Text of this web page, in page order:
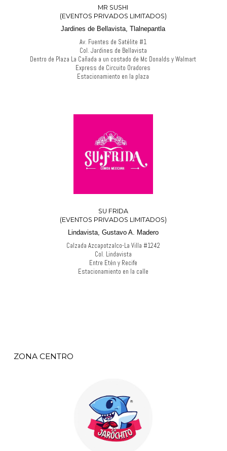
MR SUSHI
(EVENTOS PRIVADOS LIMITADOS)
Jardines de Bellavista, Tlalnepantla
Av. Fuentes de Satélite #1
Col. Jardines de Bellavista
Dentro de Plaza La Cañada a un costado de Mc Donalds y Walmart
Express de Circuito Oradores
Estacionamiento en la plaza
SU FRIDA
(EVENTOS PRIVADOS LIMITADOS)
Lindavista, Gustavo A. Madero
Calzada Azcapotzalco-La Villa #1242
Col. Lindavista
Entre Etén y Recife
Estacionamiento en la calle
ZONA CENTRO